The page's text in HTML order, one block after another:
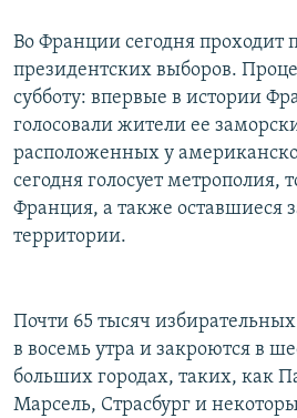
Во Франции сегодня проходит
президентских выборов.
субботу: впервые в истории
голосовали жители ее
расположенных у
сегодня голосует метрополия,
Франция, а также оставшиеся
территории.
Почти 65 тысяч
в восемь утра и закроются в
больших городах, таких, как
Марсель, Страсбург и